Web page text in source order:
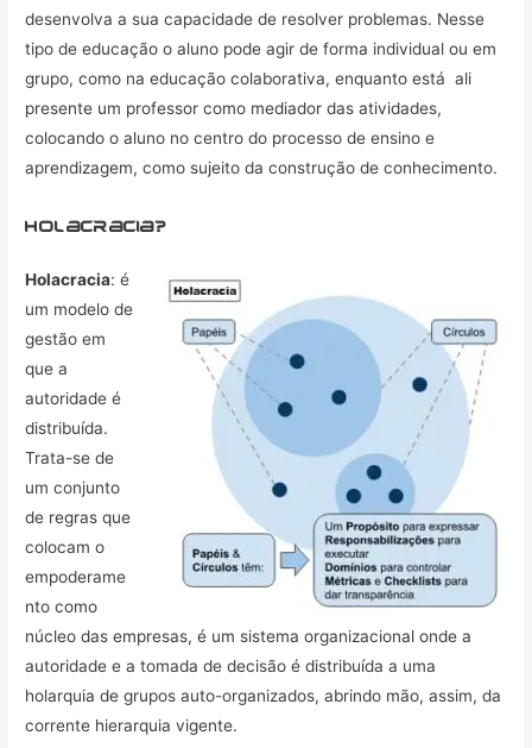
desenvolva a sua capacidade de resolver problemas. Nesse
tipo de educação o aluno pode agir de forma individual ou em
grupo, como na educação colaborativa, enquanto está ali
presente um professor como mediador das atividades,
colocando o aluno no centro do processo de ensino e
aprendizagem, como sujeito da construção de conhecimento.
holacracia?
Holacracia: é
um modelo de
gestão em
que a
autoridade é
distribuída.
Trata-se de
um conjunto
de regras que
colocam o
empoderame
nto como
núcleo das empresas, é um sistema organizacional onde a
autoridade e a tomada de decisão é distribuída a uma
holarquia de grupos auto-organizados, abrindo mão, assim, da
corrente hierarquia vigente.